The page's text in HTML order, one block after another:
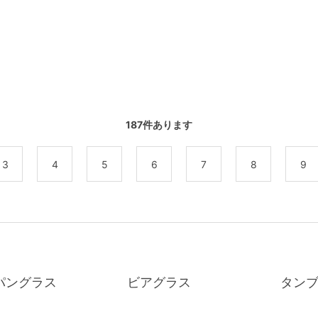
187件あります
3 4 5 6 7 8 9
ングラス ビアグラス タン